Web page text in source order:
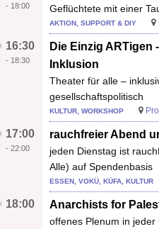
Geflüchtete mit einer
- 18:00
AKTION, SUPPORT & DIY
Die Einzig ARTigen
Inklusion
Theater für alle –
gesellschaftspolitisch
16:30
- 18:30
KULTUR, WORKSHOP
rauchfreier Abend
jeden Dienstag ist
Alle) auf Spendenbasis
17:00
- 22:00
ESSEN, VOKÜ, KÜFA, KULTUR
Anarchists for
offenes Plenum in jeder
18:00